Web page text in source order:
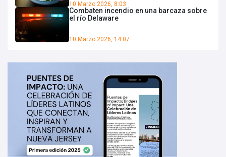
10 Marzo 2026, 8:03
Combaten incendio en una barcaza sobre
el río Delaware
10 Marzo 2026, 14:07